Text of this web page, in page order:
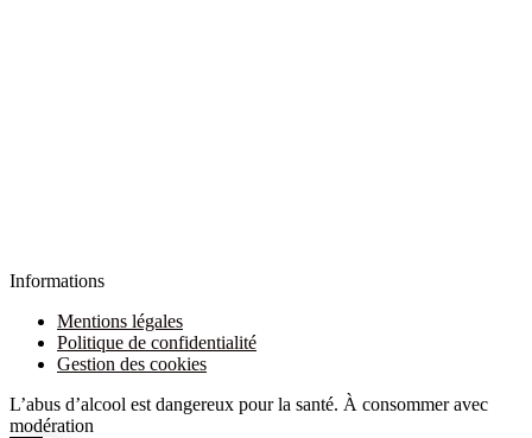
Informations
Mentions légales
Politique de confidentialité
Gestion des cookies
L’abus d’alcool est dangereux pour la santé. À consommer avec
modération